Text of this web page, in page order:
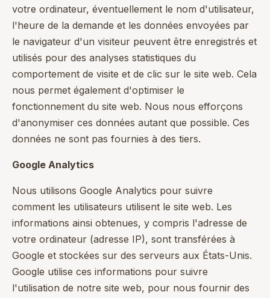
votre ordinateur, éventuellement le nom d'utilisateur,
l'heure de la demande et les données envoyées par
le navigateur d'un visiteur peuvent être enregistrés et
utilisés pour des analyses statistiques du
comportement de visite et de clic sur le site web. Cela
nous permet également d'optimiser le
fonctionnement du site web. Nous nous efforçons
d'anonymiser ces données autant que possible. Ces
données ne sont pas fournies à des tiers.
Google Analytics
Nous utilisons Google Analytics pour suivre
comment les utilisateurs utilisent le site web. Les
informations ainsi obtenues, y compris l'adresse de
votre ordinateur (adresse IP), sont transférées à
Google et stockées sur des serveurs aux États-Unis.
Google utilise ces informations pour suivre
l'utilisation de notre site web, pour nous fournir des